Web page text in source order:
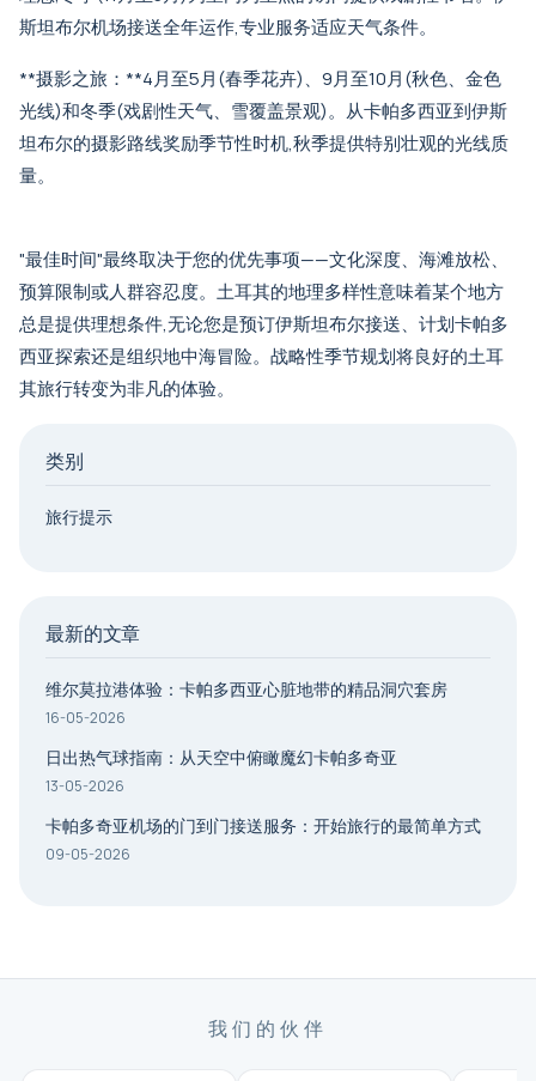
斯坦布尔机场接送全年运作,专业服务适应天气条件。
**摄影之旅：**4月至5月(春季花卉)、9月至10月(秋色、金色
光线)和冬季(戏剧性天气、雪覆盖景观)。 从卡帕多西亚到伊斯
坦布尔的摄影路线奖励季节性时机,秋季提供特别壮观的光线质
量。
"最佳时间"最终取决于您的优先事项——文化深度、海滩放松、
预算限制或人群容忍度。土耳其的地理多样性意味着某个地方
总是提供理想条件,无论您是预订伊斯坦布尔接送、计划卡帕多
西亚探索还是组织地中海冒险。战略性季节规划将良好的土耳
其旅行转变为非凡的体验。
类别
旅行提示
最新的文章
维尔莫拉港体验：卡帕多西亚心脏地带的精品洞穴套房
16-05-2026
日出热气球指南：从天空中俯瞰魔幻卡帕多奇亚
13-05-2026
卡帕多奇亚机场的门到门接送服务：开始旅行的最简单方式
09-05-2026
我们的伙伴